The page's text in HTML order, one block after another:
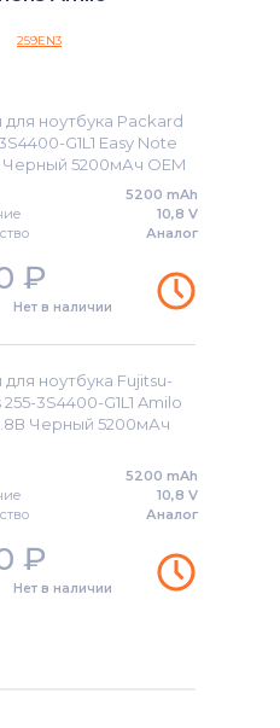
ноутбуков
Philips
259EN3
для ноутбука Packard
G1L1 Easy Note
Черный 5200мАч OEM
5200 mAh
10,8 V
Аналог
₽
Нет в наличии
ноутбука Fujitsu-
3S4400-G1L1 Amilo
Черный 5200мАч
5200 mAh
10,8 V
Аналог
₽
Нет в наличии